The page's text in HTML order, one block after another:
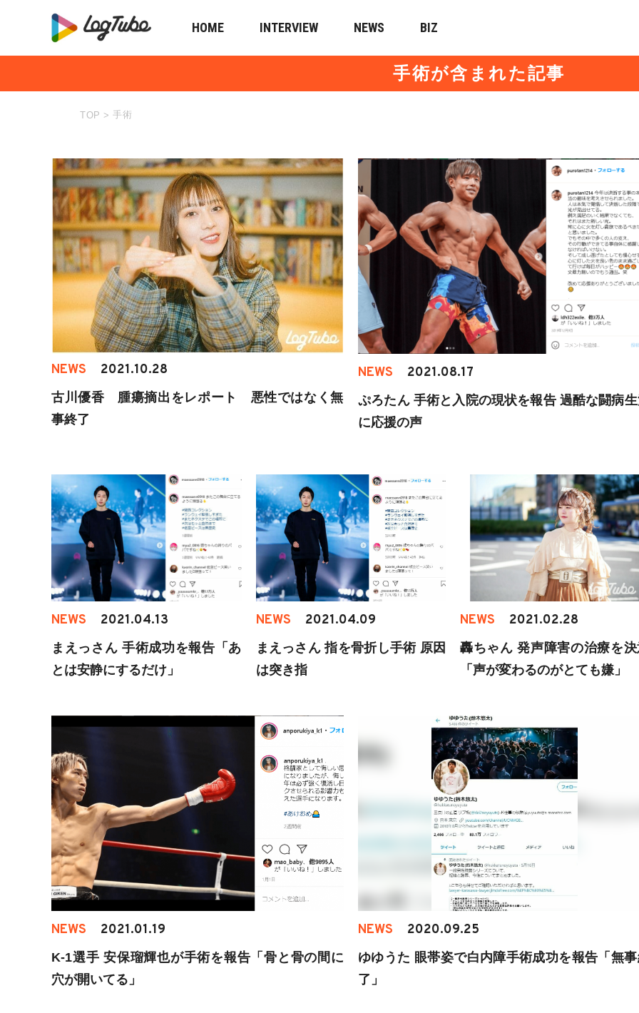
HOME INTERVIEW NEWS BIZ
手術が含まれた記事
TOP > 手術
NEWS 2021.10.28
古川優香 腫瘍摘出をレポート 悪性ではなく無
事終了
NEWS 2021.08.17
ぷろたん 手術と入院の現状を報告 過酷な闘病
に応援の声
NEWS 2021.04.13
まえっさん 手術成功を報告「あ
とは安静にするだけ」
NEWS 2021.04.09
まえっさん 指を骨折し手術 原因
は突き指
NEWS 2021.02.28
轟ちゃん 発声障害の治療を
「声が変わるのがとても嫌」
NEWS 2021.01.19
K-1選手 安保瑠輝也が手術を報告「骨と骨の間に
穴が開いてる」
NEWS 2020.09.25
ゆゆうた 眼帯姿で白内障手術成功を報告「無
了」